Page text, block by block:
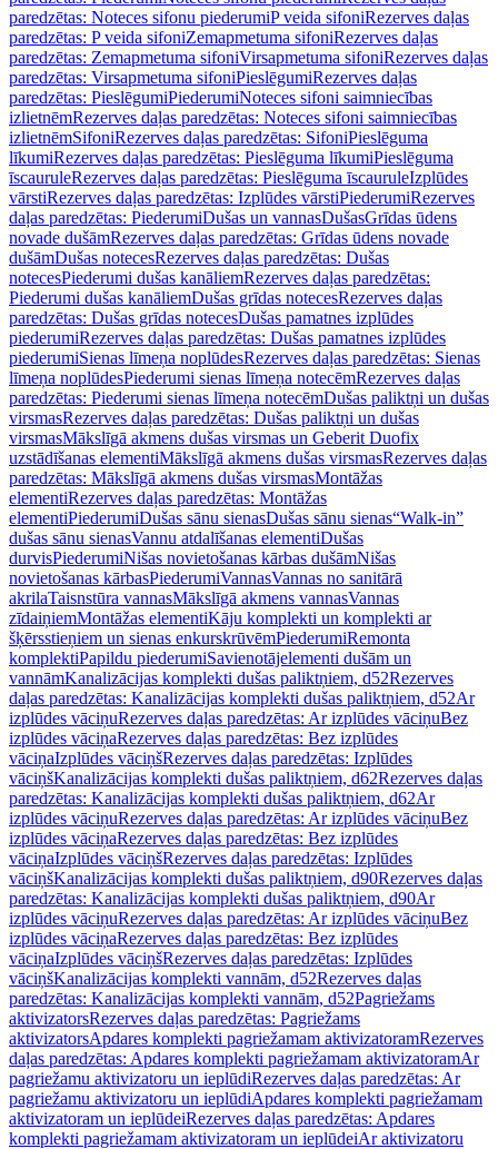
paredzētas: Noteces sifonu piederumiP veida sifoniRezerves daļas
paredzētas: P veida sifoniZemapmetuma sifoniRezerves daļas
paredzētas: Zemapmetuma sifoniVirsapmetuma sifoniRezerves daļas
paredzētas: Virsapmetuma sifoniPieslēgumiRezerves daļas
paredzētas: PieslēgumiPiederumiNoteces sifoni saimniecības
izlietnēmRezerves daļas paredzētas: Noteces sifoni saimniecības
izlietnēmSifoniRezerves daļas paredzētas: SifoniPieslēguma
līkumiRezerves daļas paredzētas: Pieslēguma līkumiPieslēguma
īscauruleRezerves daļas paredzētas: Pieslēguma īscauruleIzplūdes
vārstiRezerves daļas paredzētas: Izplūdes vārstiPiederumiRezerves
daļas paredzētas: PiederumiDušas un vannasDušasGrīdas ūdens
novade dušāmRezerves daļas paredzētas: Grīdas ūdens novade
dušāmDušas notecesRezerves daļas paredzētas: Dušas
notecesPiederumi dušas kanāliemRezerves daļas paredzētas:
Piederumi dušas kanāliemDušas grīdas notecesRezerves daļas
paredzētas: Dušas grīdas notecesDušas pamatnes izplūdes
piederumiRezerves daļas paredzētas: Dušas pamatnes izplūdes
piederumiSienas līmeņa noplūdesRezerves daļas paredzētas: Sienas
līmeņa noplūdesPiederumi sienas līmeņa notecēmRezerves daļas
paredzētas: Piederumi sienas līmeņa notecēmDušas paliktņi un dušas
virsmasRezerves daļas paredzētas: Dušas paliktņi un dušas
virsmasMākslīgā akmens dušas virsmas un Geberit Duofix
uzstādīšanas elementiMākslīgā akmens dušas virsmasRezerves daļas
paredzētas: Mākslīgā akmens dušas virsmasMontāžas
elementiRezerves daļas paredzētas: Montāžas
elementiPiederumiDušas sānu sienasDušas sānu sienas“Walk-in”
dušas sānu sienasVannu atdalīšanas elementiDušas
durvisPiederumiNišas novietošanas kārbas dušāmNišas
novietošanas kārbasPiederumiVannasVannas no sanitārā
akrilaTaisnstūra vannasMākslīgā akmens vannasVannas
zīdaiņiemMontāžas elementiKāju komplekti un komplekti ar
šķērsstieņiem un sienas enkurskrūvēmPiederumiRemonta
komplektiPapildu piederumiSavienotājelementi dušām un
vannāmKanalizācijas komplekti dušas paliktņiem, d52Rezerves
daļas paredzētas: Kanalizācijas komplekti dušas paliktņiem, d52Ar
izplūdes vāciņuRezerves daļas paredzētas: Ar izplūdes vāciņuBez
izplūdes vāciņaRezerves daļas paredzētas: Bez izplūdes
vāciņaIzplūdes vāciņšRezerves daļas paredzētas: Izplūdes
vāciņšKanalizācijas komplekti dušas paliktņiem, d62Rezerves daļas
paredzētas: Kanalizācijas komplekti dušas paliktņiem, d62Ar
izplūdes vāciņuRezerves daļas paredzētas: Ar izplūdes vāciņuBez
izplūdes vāciņaRezerves daļas paredzētas: Bez izplūdes
vāciņaIzplūdes vāciņšRezerves daļas paredzētas: Izplūdes
vāciņšKanalizācijas komplekti dušas paliktņiem, d90Rezerves daļas
paredzētas: Kanalizācijas komplekti dušas paliktņiem, d90Ar
izplūdes vāciņuRezerves daļas paredzētas: Ar izplūdes vāciņuBez
izplūdes vāciņaRezerves daļas paredzētas: Bez izplūdes
vāciņaIzplūdes vāciņšRezerves daļas paredzētas: Izplūdes
vāciņšKanalizācijas komplekti vannām, d52Rezerves daļas
paredzētas: Kanalizācijas komplekti vannām, d52Pagriežams
aktivizatorsRezerves daļas paredzētas: Pagriežams
aktivizatorsApdares komplekti pagriežamam aktivizatoramRezerves
daļas paredzētas: Apdares komplekti pagriežamam aktivizatoramAr
pagriežamu aktivizatoru un ieplūdiRezerves daļas paredzētas: Ar
pagriežamu aktivizatoru un ieplūdiApdares komplekti pagriežamam
aktivizatoram un ieplūdeiRezerves daļas paredzētas: Apdares
komplekti pagriežamam aktivizatoram un ieplūdeiAr aktivizatoru